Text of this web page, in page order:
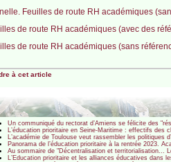
Feuilles de route RH académiques
de route RH académiques (avec des
de route RH académiques (sans
à cet article
Un communiqué du rectorat d’Amiens se félicite des
L’éducation prioritaire en Seine-Maritime : effectifs
L’académie de Toulouse veut rassembler les
Panorama de l’éducation prioritaire à la rentrée 2023.
Au sommaire de "Décentralisation et territorialisation...
L’Education prioritaire et les alliances éducatives dans